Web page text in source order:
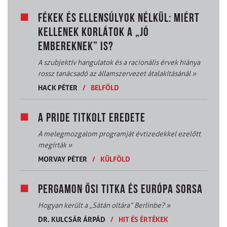
FÉKEK ÉS ELLENSÚLYOK NÉLKÜL: MIÉRT
KELLENEK KORLÁTOK A „JÓ
EMBEREKNEK” IS?
A szubjektív hangulatok és a racionális érvek hiánya
rossz tanácsadó az államszervezet átalakításánál»
HACK PÉTER
/ BELFÖLD
A PRIDE TITKOLT EREDETE
A melegmozgalom programját évtizedekkel ezelőtt
megírták»
MORVAY PÉTER
/ KÜLFÖLD
PERGAMON ŐSI TITKA ÉS EURÓPA SORSA
Hogyan került a „Sátán oltára” Berlinbe?»
DR. KULCSÁR ÁRPÁD
/ HIT ÉS ÉRTÉKEK